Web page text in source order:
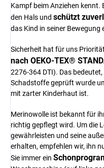
Kampf beim Anziehen kennt.
den Hals und schützt
das Kind in seiner Bewegung
Sicherheit hat für uns
nach OEKO-TEX®
2276-364 DTI). Das
Schadstoffe geprüft wurde
mit zarter Kinderhaut ist.
Merinowolle ist bekannt für
richtig gepflegt wird. Um die
gewährleisten und seine
erhalten, empfehlen wir, ihn
Sie immer ein